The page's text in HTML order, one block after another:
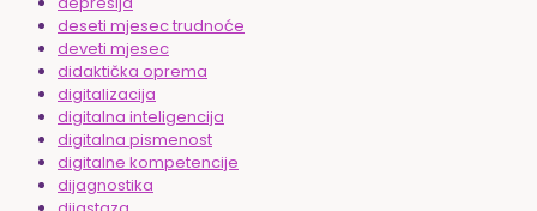
deseti mjesec trudnoće
deveti mjesec
didaktička oprema
digitalizacija
digitalna inteligencija
digitalna pismenost
digitalne kompetencije
dijagnostika